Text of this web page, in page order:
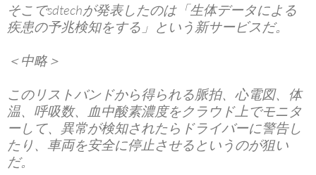
そこでsdtechが発表したのは「生体データによる
疾患の予兆検知をする」という新サービスだ。
＜中略＞
このリストバンドから得られる脈拍、心電図、体
温、呼吸数、血中酸素濃度をクラウド上でモニタ
ーして、異常が検知されたらドライバーに警告し
たり、車両を安全に停止させるというのが狙い
だ。